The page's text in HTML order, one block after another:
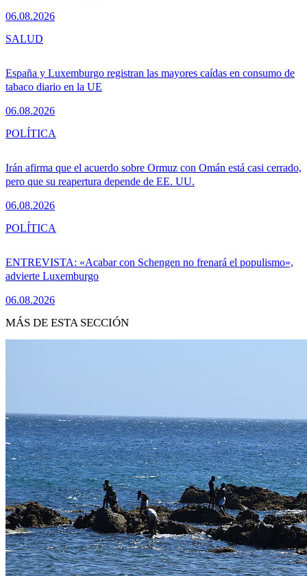
06.08.2026
España y Luxemburgo registran las mayores caídas en consumo de
tabaco diario en la UE
06.08.2026
SALUD
Irán afirma que el acuerdo sobre Ormuz con Omán está casi cerrado,
pero que su reapertura depende de EE. UU.
06.08.2026
POLÍTICA
ENTREVISTA: «Acabar con Schengen no frenará el populismo»,
advierte Luxemburgo
06.08.2026
POLÍTICA
MÁS DE ESTA SECCIÓN